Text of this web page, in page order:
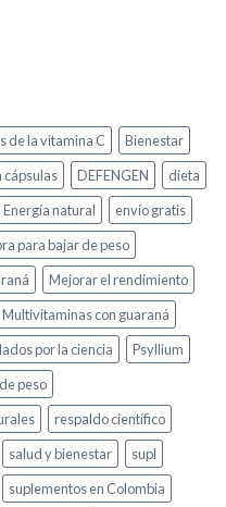
de la vitamina C
Bienestar
cápsulas DEFENGEN
dieta
Energía natural
envío gratis
para bajar de peso
Mejorar el rendimiento
Multivitaminas con guaraná
por la ciencia
Psyllium
peso
respaldo científico
salud y bienestar
supl
suplementos en Colombia